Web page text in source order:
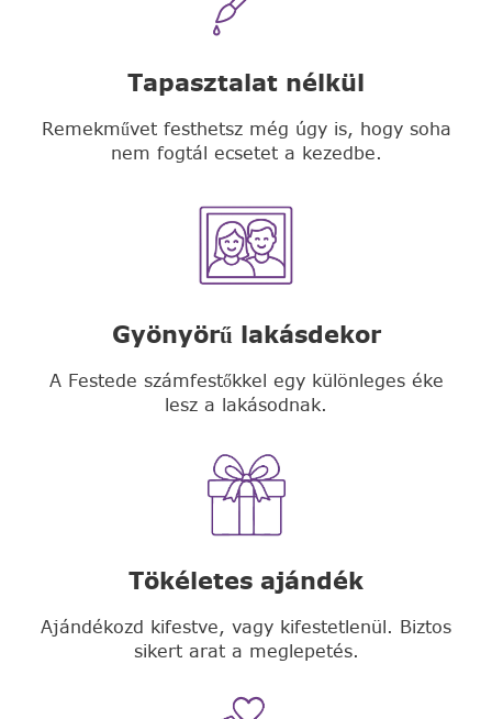
Tapasztalat nélkül
Remekművet festhetsz még úgy is, hogy soha
nem fogtál ecsetet a kezedbe.
Gyönyörű lakásdekor
A Festede számfestőkkel egy különleges éke
lesz a lakásodnak.
Tökéletes ajándék
Ajándékozd kifestve, vagy kifestetlenül. Biztos
sikert arat a meglepetés.